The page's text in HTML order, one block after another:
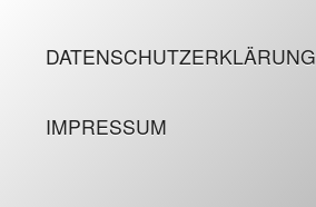
DATENSCHUTZERKLÄRUNG
IMPRESSUM